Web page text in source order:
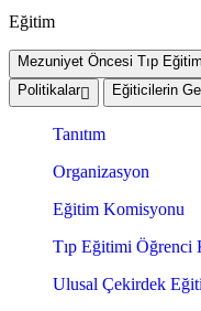
Eğitim
Mezuniyet Öncesi Tıp
Politikalar
Eğiticilerin
Tanıtım
Organizasyon
Eğitim Komisyonu
Tıp Eğitimi Öğrenci
Ulusal Çekirdek